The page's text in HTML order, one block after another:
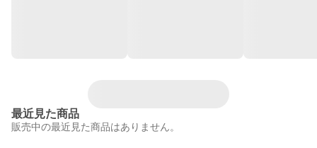
最近見た商品
販売中の最近見た商品はありません。